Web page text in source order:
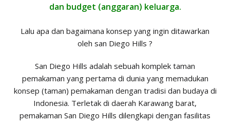
dan budget (anggaran) keluarga.
Lalu apa dan bagaimana konsep yang ingin ditawarkan
oleh san Diego Hills ?
San Diego Hills adalah sebuah komplek taman
pemakaman yang pertama di dunia yang memadukan
konsep (taman) pemakaman dengan tradisi dan budaya di
Indonesia. Terletak di daerah Karawang barat,
pemakaman San Diego Hills dilengkapi dengan fasilitas